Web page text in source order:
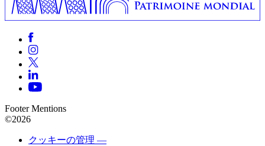
Footer Mentions
©2026
クッキーの管理 —